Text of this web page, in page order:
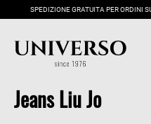
SPEDIZIONE GRATUITA PER ORDINI
Jeans Liu Jo